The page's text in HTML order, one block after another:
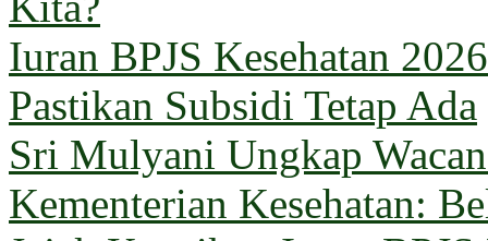
Iuran BPJS Kesehatan
Pastikan Subsidi Tetap Ada
Sri Mulyani Ungkap
Kementerian Kesehatan: